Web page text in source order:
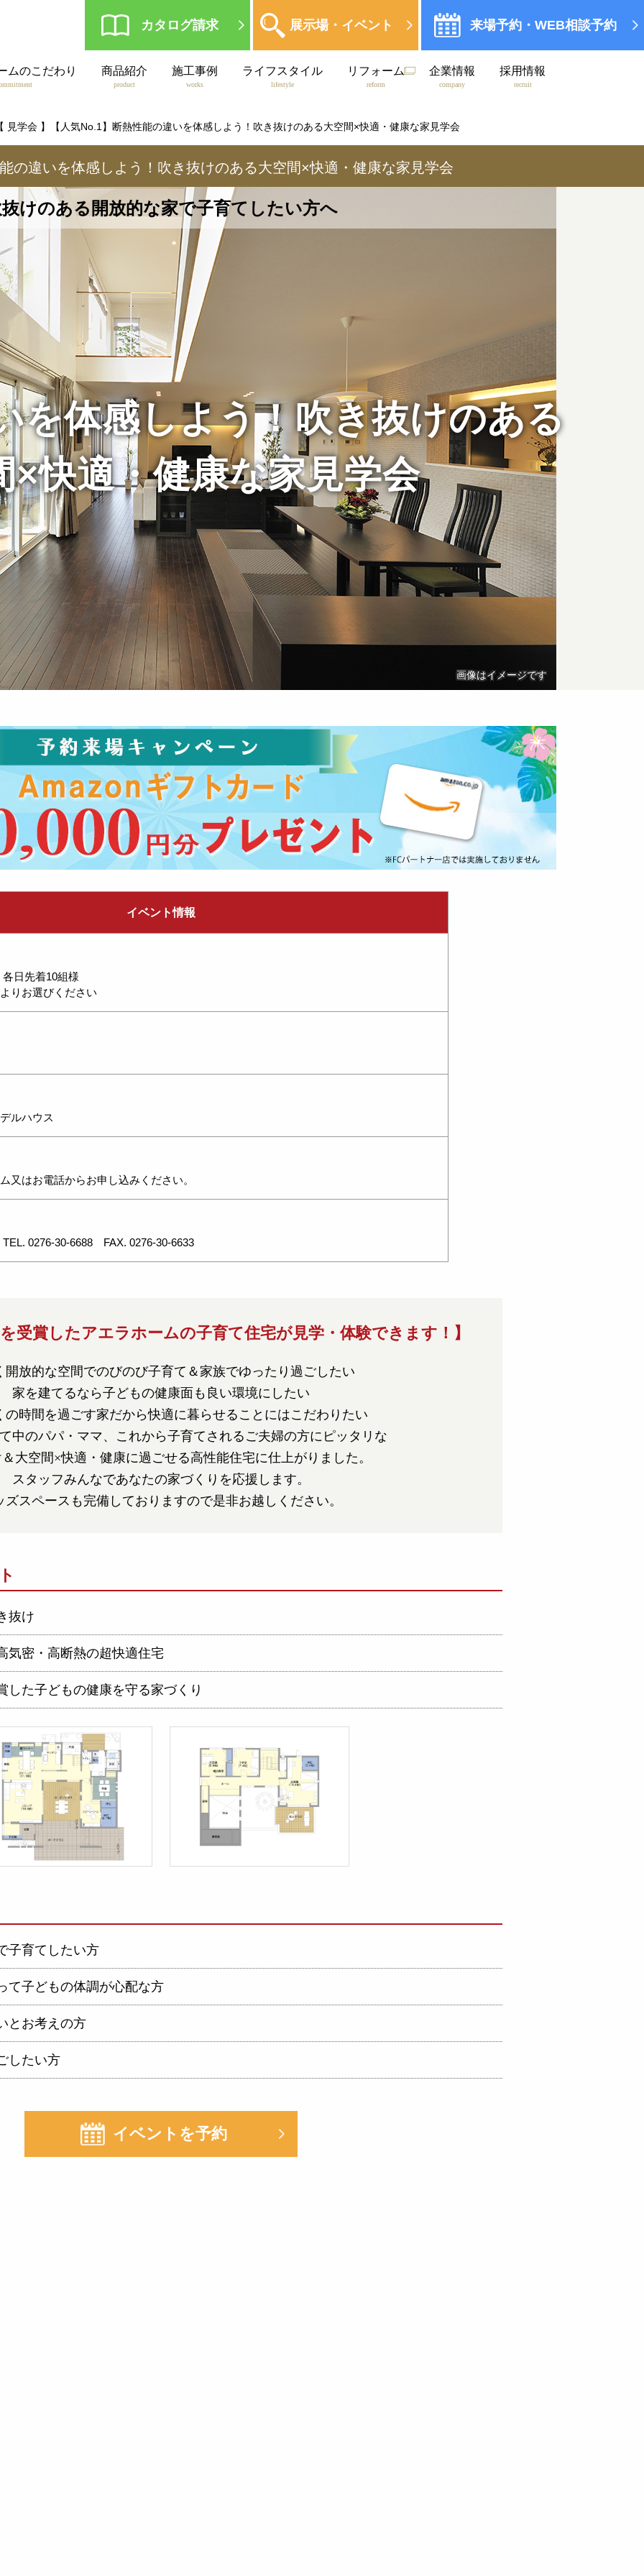
来場予約・WEB相談予約
展示場・イベント
カタログ請求
ムのこだわり 商品紹介
product
施工事例
works
ライフスタイル
lifestyle
リフォーム
reform
企業情報
company
採用情報
recruit
見学会 】【人気No.1】断熱性能の違いを体感しよう！吹き抜けのある大空間×快適・健康な家見学会
の違いを体感しよう！ 吹き抜けのある大空間×快適・健康な家見学会
けのある開放的な家で子育てしたい方へ
を体感しよう！吹き抜けのある
×快適・健康な家見学会
画像はイメージです
イベント情報
日先着10組様
りお選びください
ルハウス
又はお電話からお申し込みください。
TEL. 0276-30-6688 FAX. 0276-30-6633
受賞したアエラホームの子育て住宅が見学・体験できます！】
開放的な空間でのびのび子育て＆家族でゆったり過ごしたい
家を建てるなら子どもの健康面も良い環境にしたい
の時間を過ごす家だから快適に暮らせることにはこだわりたい
中のパパ・ママ、これから子育てされるご夫婦の方にピッタリな
大空間×快適・健康に過ごせる高性能住宅に仕上がりました。
スタッフみんなであなたの家づくりを応援します。
ズスペースも完備しておりますので是非お越しください。
抜け
気密・高断熱の超快適住宅
した子どもの健康を守る家づくり
子育てしたい方
て子どもの体調が心配な方
とお考えの方
したい方
イベントを予約